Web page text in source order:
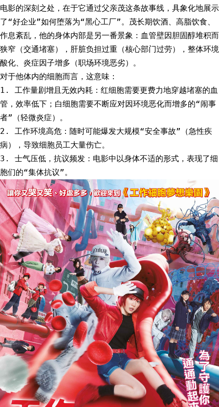
电影的深刻之处，在于它通过父亲茂这条故事线，具象化地展示
了“好企业”如何堕落为“黑心工厂”。茂长期饮酒、高脂饮食、
作息紊乱，他的身体内部是另一番景象：血管壁因胆固醇堆积而
狭窄（交通堵塞），肝脏负担过重（核心部门过劳），整体环境
酸化、炎症因子增多（职场环境恶劣）。
对于他体内的细胞而言，这意味：
1. 工作量剧增且无效内耗：红细胞需要更费力地穿越堵塞的血
管，效率低下；白细胞需要不断应对因环境恶化而增多的“闹事
者”（轻微炎症）。
2. 工作环境高危：随时可能爆发大规模“安全事故”（急性疾
病），导致细胞员工大量伤亡。
3. 士气压低，抗议频发：电影中以身体不适的形式，表现了细
胞们的“集体抗议”。